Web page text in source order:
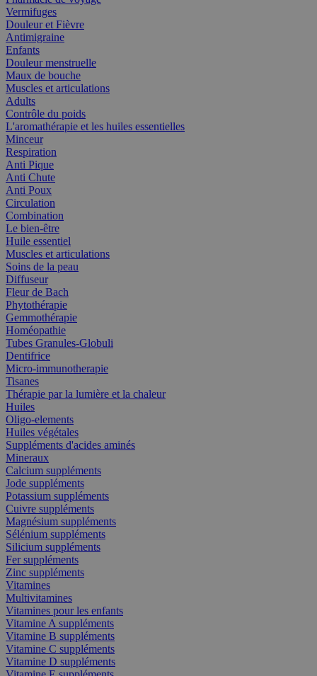
Vermifuges
Douleur et Fièvre
Antimigraine
Enfants
Douleur menstruelle
Maux de bouche
Muscles et articulations
Adults
Contrôle du poids
L'aromathérapie et les huiles essentielles
Minceur
Respiration
Anti Pique
Anti Chute
Anti Poux
Circulation
Combination
Le bien-être
Huile essentiel
Muscles et articulations
Soins de la peau
Diffuseur
Fleur de Bach
Phytothérapie
Gemmothérapie
Homéopathie
Tubes Granules-Globuli
Dentifrice
Micro-immunotherapie
Tisanes
Thérapie par la lumière et la chaleur
Huiles
Oligo-elements
Huiles végétales
Suppléments d'acides aminés
Mineraux
Calcium suppléments
Jode suppléments
Potassium suppléments
Cuivre suppléments
Magnésium suppléments
Sélénium suppléments
Silicium suppléments
Fer suppléments
Zinc suppléments
Vitamines
Multivitamines
Vitamines pour les enfants
Vitamine A suppléments
Vitamine B suppléments
Vitamine C suppléments
Vitamine D suppléments